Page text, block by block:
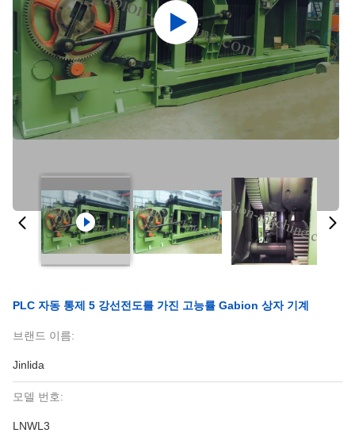
PLC 자동 통제 5 강선전도를 가진 고능률 Gabion 상자 기계
브랜드 이름:
Jinlida
모델 번호:
LNWL3